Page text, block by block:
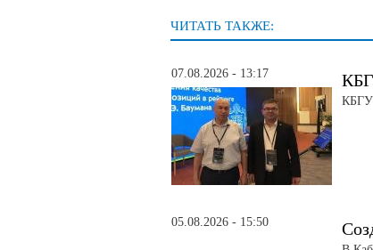
ЧИТАТЬ ТАКЖЕ:
07.08.2026 - 13:17
КБГУ
05.08.2026 - 15:50